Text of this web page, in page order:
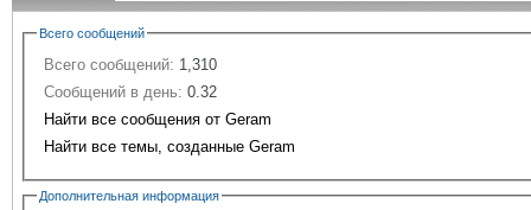
Всего сообщений
Всего сообщений: 1,310
Сообщений в день: 0.32
Найти все сообщения от Geram
Найти все темы, созданные Geram
Дополнительная информация